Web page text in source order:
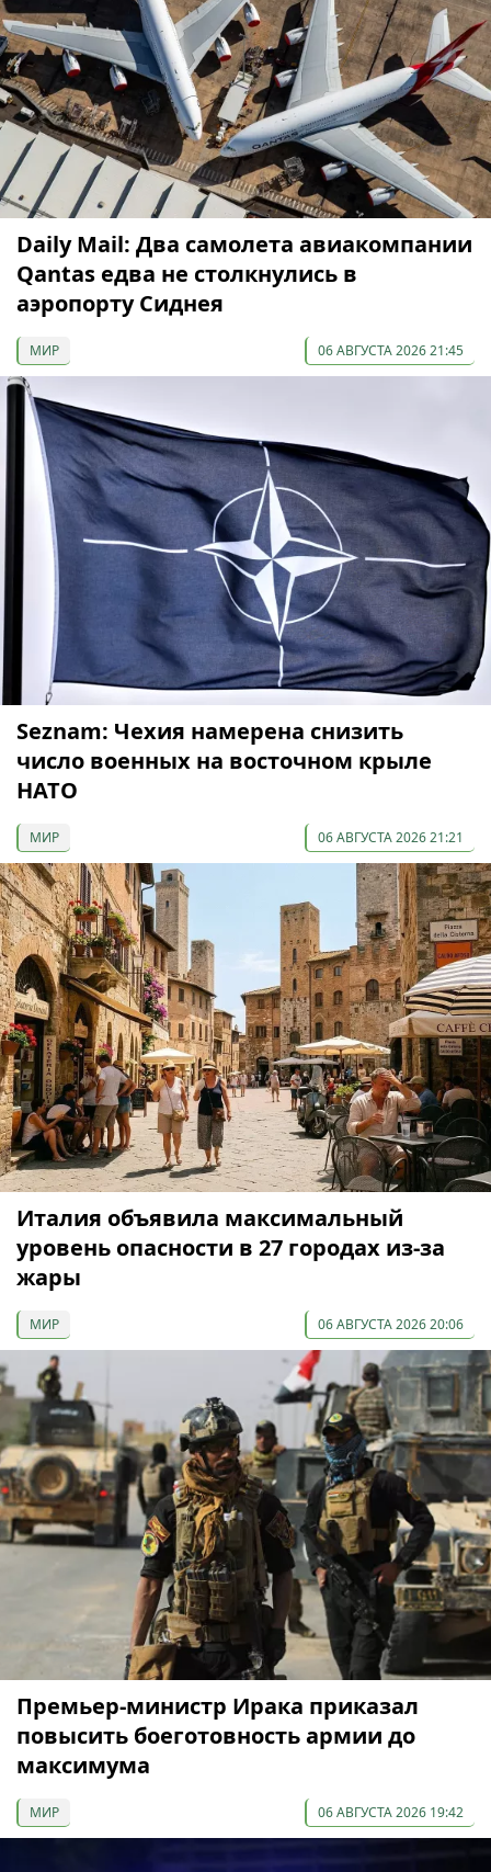
Daily Mail: Два самолета авиакомпании
Qantas едва не столкнулись в
аэропорту Сиднея
МИР 06 АВГУСТА 2026 21:45
Seznam: Чехия намерена снизить
число военных на восточном крыле
НАТО
МИР 06 АВГУСТА 2026 21:21
Италия объявила максимальный
уровень опасности в 27 городах из-за
жары
МИР 06 АВГУСТА 2026 20:06
Премьер-министр Ирака приказал
повысить боеготовность армии до
максимума
МИР 06 АВГУСТА 2026 19:42